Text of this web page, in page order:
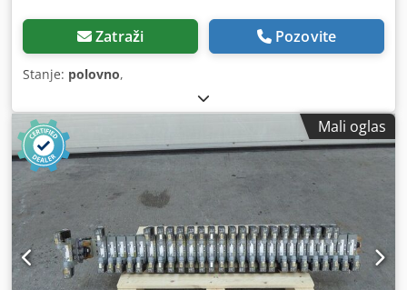
Zatraži Pozovite
Stanje: polovno,
Mali oglas